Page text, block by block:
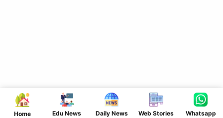
Home Edu News Daily News Web Stories Whatsapp